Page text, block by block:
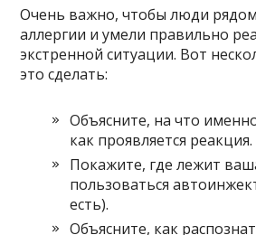
Очень важно, чтобы люди
аллергии и умели правильно
экстренной ситуации. Вот
это сделать:
Объясните, на что
как проявляется реакция.
Покажите, где лежит
пользоваться
есть).
Объясните, как